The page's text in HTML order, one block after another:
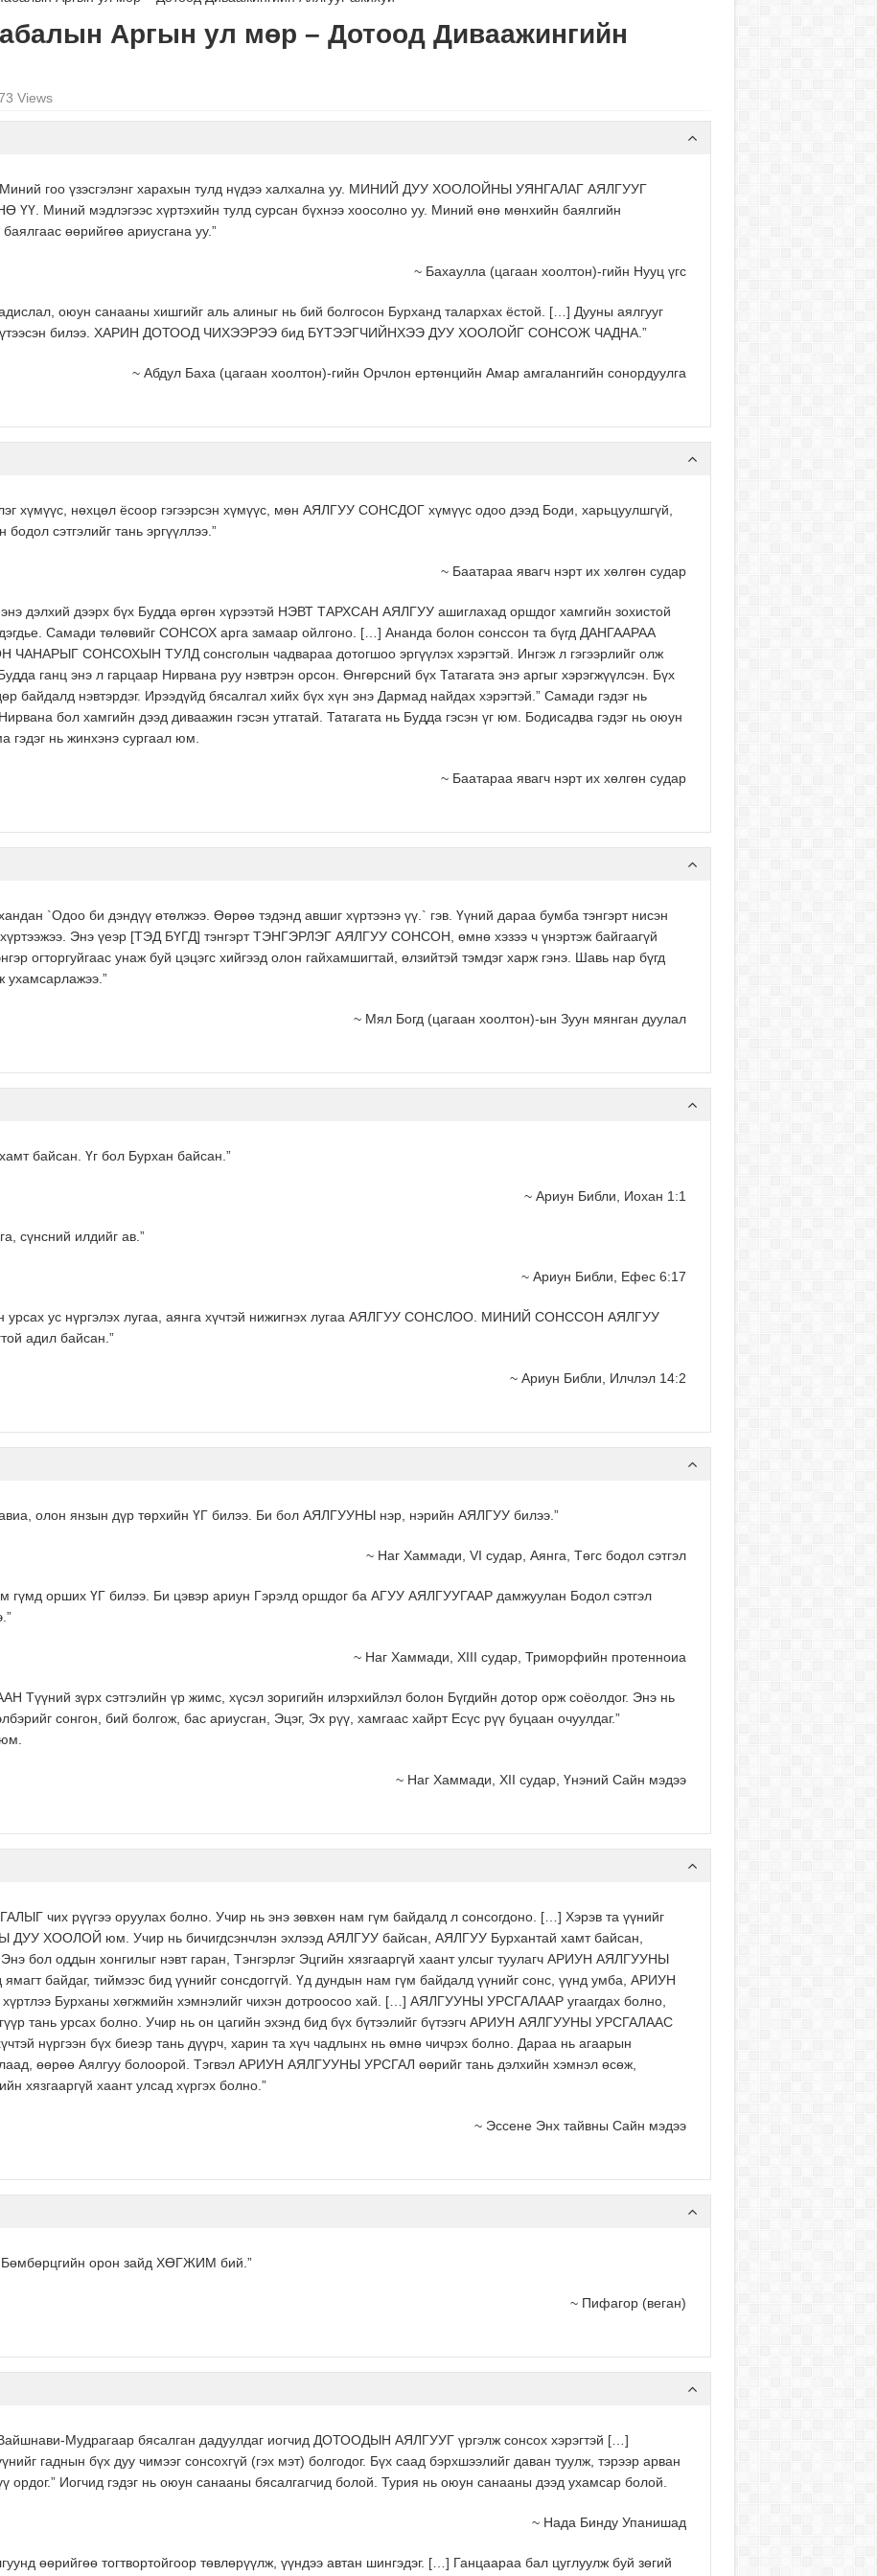
Аргын ул мөр – Дотоод Диваажингийн
Views
гоо үзэсгэлэнг харахын тулд нүдээ халхална уу. МИНИЙ ДУУ ХООЛОЙНЫ УЯНГАЛАГ АЯЛГУУГ
Миний мэдлэгээс хүртэхийн тулд сурсан бүхнээ хоосолно уу. Миний өнө мөнхийн баялгийн
өөрийгөө ариусгана уу.”
~ Бахаулла (цагаан хоолтон)-гийн Нууц үгс
оюун санааны хишгийг аль алиныг нь бий болгосон Бурханд талархах ёстой. […] Дууны аялгууг
бүтээсэн билээ. ХАРИН ДОТООД ЧИХЭЭРЭЭ бид БҮТЭЭГЧИЙНХЭЭ ДУУ ХООЛОЙГ СОНСОЖ ЧАДНА.”
~ Абдул Баха (цагаан хоолтон)-гийн Орчлон ертөнцийн Амар амгалангийн сонордуулга
хүмүүс, нөхцөл ёсоор гэгээрсэн хүмүүс, мөн АЯЛГУУ СОНСДОГ хүмүүс одоо дээд Боди, харьцуулшгүй,
бодол сэтгэлийг тань эргүүллээ.”
~ Баатараа явагч нэрт их хөлгөн судар
дэлхий дээрх бүх Будда өргөн хүрээтэй НЭВТ ТАРХСАН АЯЛГУУ ашиглахад оршдог хамгийн зохистой
Самади төлөвийг СОНСОХ арга замаар ойлгоно. […] Ананда болон сонссон та бүгд ДАНГААРАА
СОНСОХЫН ТУЛД сонсголын чадвараа дотогшоо эргүүлэх хэрэгтэй. Ингэж л гэгээрлийг олж
ганц энэ л гарцаар Нирвана руу нэвтрэн орсон. Өнгөрсний бүх Татагата энэ аргыг хэрэгжүүлсэн. Бүх
байдалд нэвтэрдэг. Ирээдүйд бясалгал хийх бүх хүн энэ Дармад найдах хэрэгтэй.” Самади гэдэг нь
бол хамгийн дээд диваажин гэсэн утгатай. Татагата нь Будда гэсэн үг юм. Бодисадва гэдэг нь оюун
гэдэг нь жинхэнэ сургаал юм.
~ Баатараа явагч нэрт их хөлгөн судар
`Одоо би дэндүү өтөлжээ. Өөрөө тэдэнд авшиг хүртээнэ үү.` гэв. Үүний дараа бумба тэнгэрт нисэн
хүртээжээ. Энэ үеэр [ТЭД БҮГД] тэнгэрт ТЭНГЭРЛЭГ АЯЛГУУ СОНСОН, өмнө хэзээ ч үнэртэж байгаагүй
огторгуйгаас унаж буй цэцэгс хийгээд олон гайхамшигтай, өлзийтэй тэмдэг харж гэнэ. Шавь нар бүгд
ухамсарлажээ.”
~ Мял Богд (цагаан хоолтон)-ын Зуун мянган дуулал
байсан. Үг бол Бурхан байсан.”
~ Ариун Библи, Иохан 1:1
сүнсний илдийг ав.”
~ Ариун Библи, Ефес 6:17
ус нүргэлэх лугаа, аянга хүчтэй нижигнэх лугаа АЯЛГУУ СОНСЛОО. МИНИЙ СОНССОН АЯЛГУУ
адил байсан.”
~ Ариун Библи, Илчлэл 14:2
олон янзын дүр төрхийн ҮГ билээ. Би бол АЯЛГУУНЫ нэр, нэрийн АЯЛГУУ билээ.”
~ Наг Хаммади, VI судар, Аянга, Төгс бодол сэтгэл
гүмд орших ҮГ билээ. Би цэвэр ариун Гэрэлд оршдог ба АГУУ АЯЛГУУГААР дамжуулан Бодол сэтгэл
~ Наг Хаммади, XIII судар, Триморфийн протенноиа
зүрх сэтгэлийн үр жимс, хүсэл зоригийн илэрхийлэл болон Бүгдийн дотор орж соёолдог. Энэ нь
сонгон, бий болгож, бас ариусган, Эцэг, Эх рүү, хамгаас хайрт Есүс рүү буцаан очуулдаг.”
юм.
~ Наг Хаммади, XII судар, Үнэний Сайн мэдээ
чих рүүгээ оруулах болно. Учир нь энэ зөвхөн нам гүм байдалд л сонсогдоно. […] Хэрэв та үүнийг
ДУУ ХООЛОЙ юм. Учир нь бичигдсэнчлэн эхлээд АЯЛГУУ байсан, АЯЛГУУ Бурхантай хамт байсан,
оддын хонгилыг нэвт гаран, Тэнгэрлэг Эцгийн хязгааргүй хаант улсыг туулагч АРИУН АЯЛГУУНЫ
байдаг, тиймээс бид үүнийг сонсдоггүй. Үд дундын нам гүм байдалд үүнийг сонс, үүнд умба, АРИУН
Бурханы хөгжмийн хэмнэлийг чихэн дотроосоо хай. […] АЯЛГУУНЫ УРСГАЛААР угаагдах болно,
тань урсах болно. Учир нь он цагийн эхэнд бид бүх бүтээлийг бүтээгч АРИУН АЯЛГУУНЫ УРСГАЛААС
нүргээн бүх биеэр тань дүүрч, харин та хүч чадлынх нь өмнө чичрэх болно. Дараа нь агаарын
өөрөө Аялгуу болоорой. Тэгвэл АРИУН АЯЛГУУНЫ УРСГАЛ өөрийг тань дэлхийн хэмнэл өсөж,
хязгааргүй хаант улсад хүргэх болно.”
~ Эссене Энх тайвны Сайн мэдээ
Бөмбөрцгийн орон зайд ХӨГЖИМ бий.”
~ Пифагор (веган)
Мудрагаар бясалган дадуулдаг иогчид ДОТООДЫН АЯЛГУУГ үргэлж сонсох хэрэгтэй […]
гаднын бүх дуу чимээг сонсохгүй (гэх мэт) болгодог. Бүх саад бэрхшээлийг даван туулж, тэрээр арван
ордог.” Иогчид гэдэг нь оюун санааны бясалгагчид болой. Турия нь оюун санааны дээд ухамсар болой.
~ Нада Бинду Упанишад
өөрийгөө тогтвортойгоор төвлөрүүлж, үүндээ автан шингэдэг. […] Ганцаараа бал цуглуулж буй зөгий